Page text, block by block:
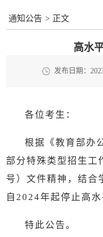
通知公告 > 正文
高水
发布日期：
各位考生：
根据《教育部办
部分特殊类型招生工
号）文件精神，结合
自2024年起停止高水
特此公告。